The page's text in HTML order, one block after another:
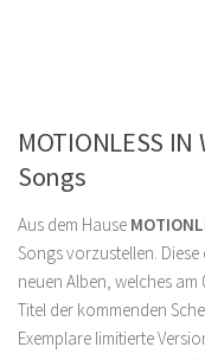
MOTIONLESS
Songs
Aus dem Hause
Songs vorzustellen.
neuen Alben, welches am
Titel der kommenden
Exemplare limitierte